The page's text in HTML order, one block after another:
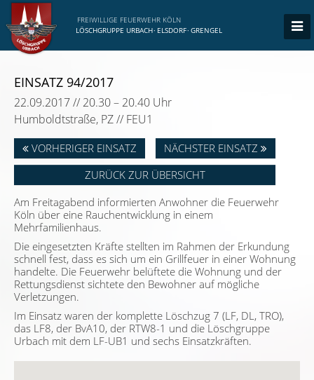
FREIWILLIGE FEUERWEHR KÖLN
LÖSCHGRUPPE URBACH· ELSDORF· GRENGEL
EINSATZ 94/2017
22.09.2017 // 20.30 – 20.40 Uhr
Humboldtstraße, PZ // FEU1
VORHERIGER EINSATZ
NÄCHSTER EINSATZ
ZURÜCK ZUR ÜBERSICHT
Am Freitagabend informierten Anwohner die Feuerwehr
Köln über eine Rauchentwicklung in einem
Mehrfamilienhaus.
Die eingesetzten Kräfte stellten im Rahmen der Erkundung
schnell fest, dass es sich um ein Grillfeuer in einer Wohnung
handelte. Die Feuerwehr belüftete die Wohnung und der
Rettungsdienst sichtete den Bewohner auf mögliche
Verletzungen.
Im Einsatz waren der komplette Löschzug 7 (LF, DL, TRO),
das LF8, der BvA10, der RTW8-1 und die Löschgruppe
Urbach mit dem LF-UB1 und sechs Einsatzkräften.